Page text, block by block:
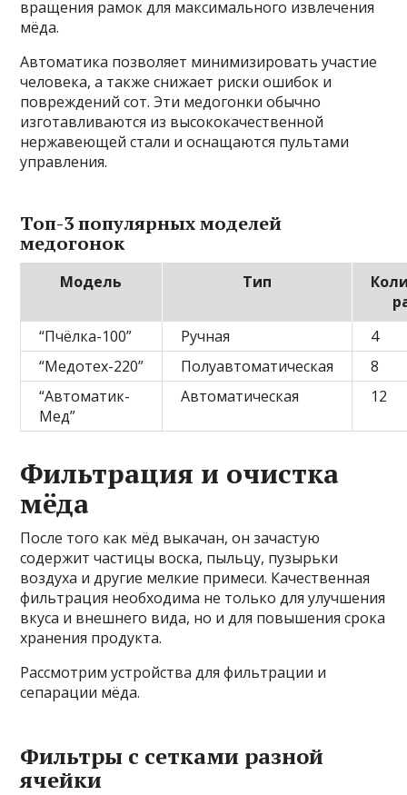
вращения рамок для максимального извлечения
мёда.
Автоматика позволяет минимизировать участие
человека, а также снижает риски ошибок и
повреждений сот. Эти медогонки обычно
изготавливаются из высококачественной
нержавеющей стали и оснащаются пультами
управления.
Топ-3 популярных моделей
медогонок
Модель Тип
“Пчёлка-100”
Ручная
4
“Медотех-220”
Полуавтоматическая
8
“Автоматик-
Мед”
Автоматическая 12
Фильтрация и очистка
мёда
После того как мёд выкачан, он зачастую
содержит частицы воска, пыльцу, пузырьки
воздуха и другие мелкие примеси. Качественная
фильтрация необходима не только для улучшения
вкуса и внешнего вида, но и для повышения срока
хранения продукта.
Рассмотрим устройства для фильтрации и
сепарации мёда.
Фильтры с сетками разной
ячейки